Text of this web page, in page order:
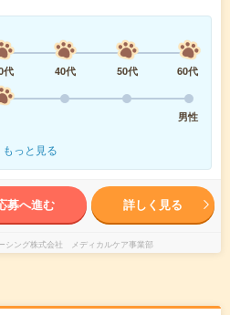
代 40代 50代
60代
男性
もっと見る
募へ進む 詳しく見る
シング株式会社 メディカルケア事業部